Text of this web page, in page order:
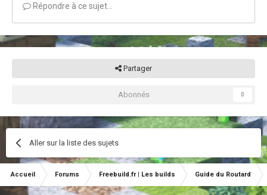
Répondre à ce sujet…
Partager
Abonnés 0
Aller sur la liste des sujets
Accueil Forums Freebuild.fr | Les builds Guide du Routard